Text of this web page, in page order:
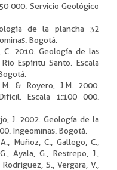
000. Servicio Geológico
de la plancha 32
Bogotá.
C. 2010. Geología de las
Espíritu Santo. Escala
& Royero, J.M. 2000.
Escala 1:100 000.
J. 2002. Geología de la
Ingeominas. Bogotá.
Muñoz, C., Gallego, C.,
Ayala, G., Restrepo, J.,
S., Vergara, V.,